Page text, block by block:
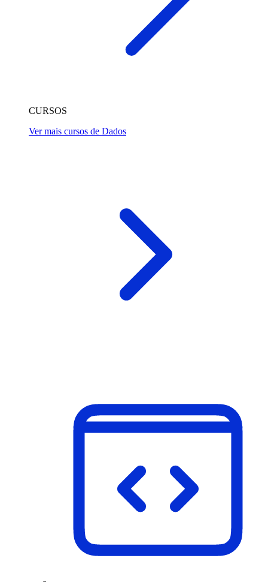
CURSOS
Ver mais cursos de Dados